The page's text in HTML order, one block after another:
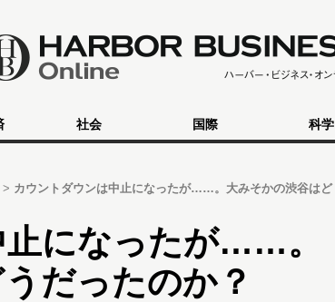
社会 国際 科学
カウントダウンは中止になったが……。大みそかの渋谷はど
止になったが……。
だったのか？